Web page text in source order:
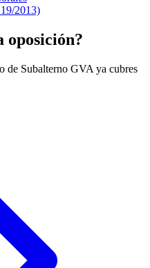
2013)
oposición?
de Subalterno GVA ya cubres